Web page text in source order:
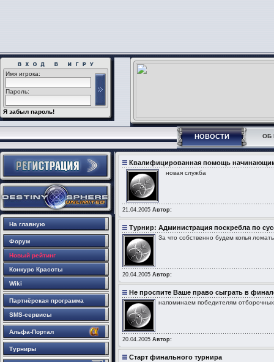
Имя игрока:
Пароль:
Я забыл пароль!
НОВОСТИ ОБ
На главную
Форум
Новый рейтинг
Конкурс Красоты
Wiki
Партнёрская программа
SMS-сервисы
Альфа-Портал
Турниры
Квалифицированная помощь
новая служба
21.04.2005 Автор:
Турнир: Администрация поскребла по
За что собственно будем копья
20.04.2005 Автор:
Не проспите Ваше право сыграть в
напоминаем победителям
20.04.2005 Автор:
Старт финального турнира